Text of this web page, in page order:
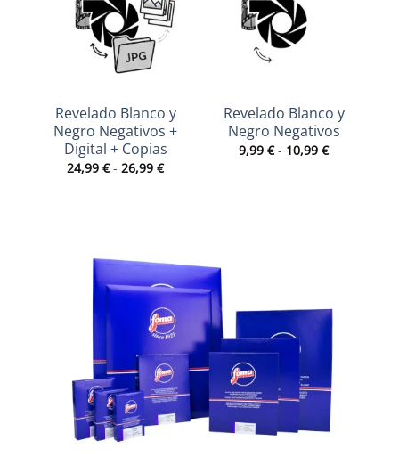
Revelado Blanco y
Negro Negativos +
Digital + Copias
24,99 € - 26,99 €Rango
de
Revelado Blanco y
Negro Negativos
9,99 € - 10,99 €Rango
de